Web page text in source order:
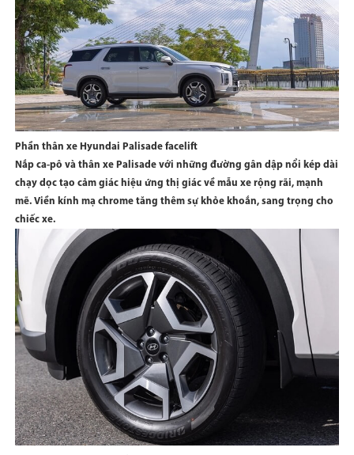
Phần thân xe Hyundai Palisade facelift
Nắp ca-pô và thân xe Palisade với những đường gân dập nổi kép dài
chạy dọc tạo cảm giác hiệu ứng thị giác về mẫu xe rộng rãi, mạnh
mẽ. Viền kính mạ chrome tăng thêm sự khỏe khoắn, sang trọng cho
chiếc xe.